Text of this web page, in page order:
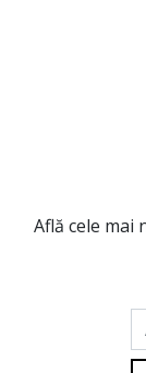
Află cele mai